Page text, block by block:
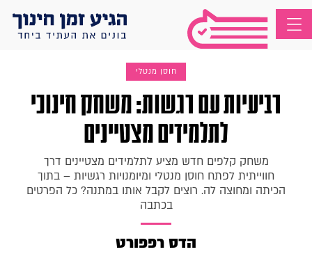
חוסן מנטלי
רביעיות עם רגשות: משחק חינוכי
לתלמידים מצטיינים
משחק קלפים חדש מציע לתלמידים מצטיינים דרך
חווייתית לפתח חוסן מנטלי ומיומנויות רגשיות – בתוך
הכיתה ומחוצה לה. רוצים לקבל אותו במתנה? כל הפרטים
בכתבה
הדס רפפורט